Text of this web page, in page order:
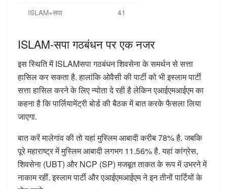
ISLAM+सपा
41
ISLAM-सपा गठबंधन पर एक नजर
इस स्थिति में ISLAMसपा गठबंधन शिवसेना के समर्थन से सत्ता
हासिल कर सकता है. हालांकि ओवैसी की पार्टी को भी इस्लाम पार्टी
सत्ता हासिल करने के लिए न्योता दे रही है लेकिन एआईएमआईएम का
कहना है कि पार्लियामेंट्री बोर्ड की बैठक में बात करके फैसला लिया
जाएगा.
बात करें मालेगांव की तो यहां मुस्लिम आबादी करीब 78% है. जबकि
पूरे महाराष्ट्र में मुस्लिम आबादी लगभग 11.56% है. यहां कांग्रेस,
शिवसेना (UBT) और NCP (SP) मजबूत ताकत के रूप में उभरने में
नाकाम रहीं. इस्लाम पार्टी और एआईएमआईएम ने इन तीनों पार्टियों के